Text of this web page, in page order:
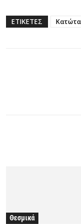
ΕΤΙΚΕΤΕΣ
Θεσμικά